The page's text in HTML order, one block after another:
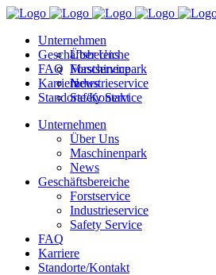
Unternehmen
Über Uns
Maschinenpark
News
Geschäftsbereiche
Forstservice
Industrieservice
Safety Service
FAQ
Karriere
Standorte/Kontakt
Unternehmen
Über Uns
Maschinenpark
News
Geschäftsbereiche
Forstservice
Industrieservice
Safety Service
FAQ
Karriere
Standorte/Kontakt